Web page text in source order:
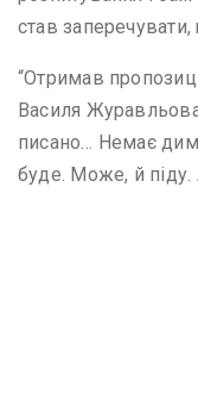
став
“Отримав
Василя
писано… Немає
буде. Може, й піду.